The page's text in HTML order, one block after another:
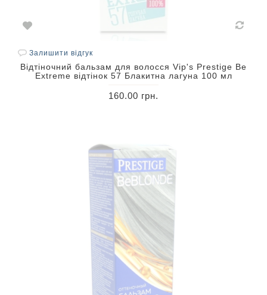
Залишити відгук
Відтіночний бальзам для волосся Vip's Prestige Be
Extreme відтінок 57 Блакитна лагуна 100 мл
160.00 грн.